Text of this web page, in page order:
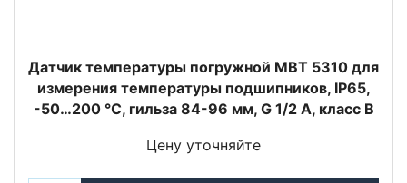
Датчик температуры погружной MBT 5310 для
измерения температуры подшипников, IP65,
-50…200 °C, гильза 84-96 мм, G 1/2 A, класс B
Цену уточняйте